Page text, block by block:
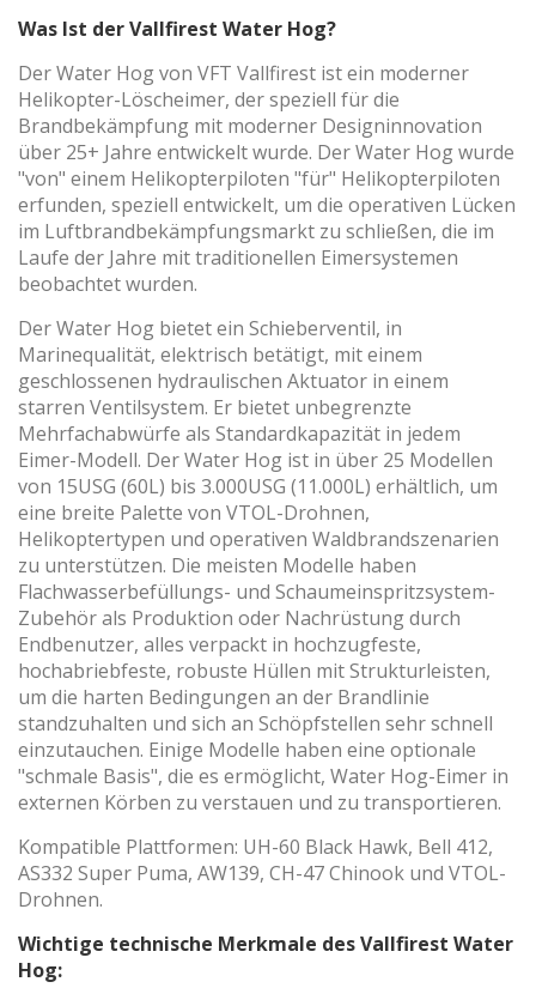
Was Ist der Vallfirest Water Hog?
Der Water Hog von VFT Vallfirest ist ein moderner
Helikopter-Löscheimer, der speziell für die
Brandbekämpfung mit moderner Designinnovation
über 25+ Jahre entwickelt wurde. Der Water Hog wurde
"von" einem Helikopterpiloten "für" Helikopterpiloten
erfunden, speziell entwickelt, um die operativen Lücken
im Luftbrandbekämpfungsmarkt zu schließen, die im
Laufe der Jahre mit traditionellen Eimersystemen
beobachtet wurden.
Der Water Hog bietet ein Schieberventil, in
Marinequalität, elektrisch betätigt, mit einem
geschlossenen hydraulischen Aktuator in einem
starren Ventilsystem. Er bietet unbegrenzte
Mehrfachabwürfe als Standardkapazität in jedem
Eimer-Modell. Der Water Hog ist in über 25 Modellen
von 15USG (60L) bis 3.000USG (11.000L) erhältlich, um
eine breite Palette von VTOL-Drohnen,
Helikoptertypen und operativen Waldbrandszenarien
zu unterstützen. Die meisten Modelle haben
Flachwasserbefüllungs- und Schaumeinspritzsystem-
Zubehör als Produktion oder Nachrüstung durch
Endbenutzer, alles verpackt in hochzugfeste,
hochabriebfeste, robuste Hüllen mit Strukturleisten,
um die harten Bedingungen an der Brandlinie
standzuhalten und sich an Schöpfstellen sehr schnell
einzutauchen. Einige Modelle haben eine optionale
"schmale Basis", die es ermöglicht, Water Hog-Eimer in
externen Körben zu verstauen und zu transportieren.
Kompatible Plattformen: UH-60 Black Hawk, Bell 412,
AS332 Super Puma, AW139, CH-47 Chinook und VTOL-
Drohnen.
Wichtige technische Merkmale des Vallfirest Water
Hog: